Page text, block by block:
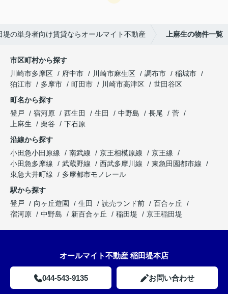
堤の単身者向け賃貸ならオールマイト不動産 上麻生の物件一覧
市区町村から探す
川崎市多摩区
府中市 川崎市麻生区 調布市
稲城市
狛江市
多摩市 町田市 川崎市高津区
世田谷区
町名から探す
登戸
宿河原 西生田 生田 中野島 長尾
菅
上麻生
栗谷
下石原
沿線から探す
小田急小田原線
南武線 京王相模原線
京王線
小田急多摩線
武蔵野線 西武多摩川線
東急田園都市線
東急大井町線
多摩都市モノレール
駅から探す
登戸
向ヶ丘遊園 生田 読売ランド前
百合ヶ丘
宿河原
中野島 新百合ヶ丘 稲田堤 京王稲田堤
オールマイト不動産 稲田堤本店
044-543-9135 お問い合わせ